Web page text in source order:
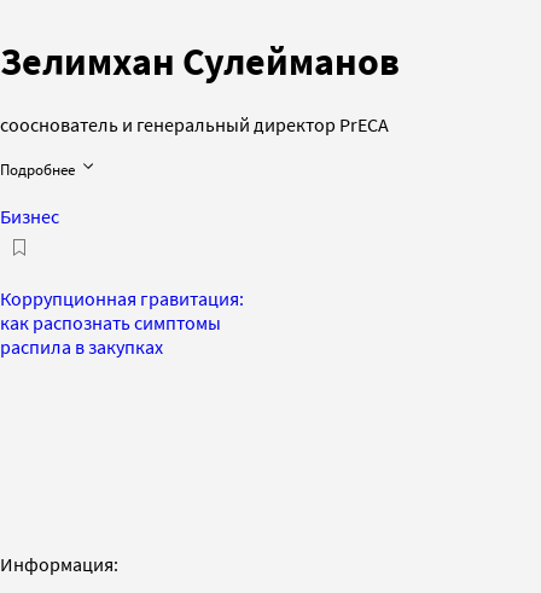
Зелимхан Сулейманов
сооснователь и генеральный директор PrECA
Подробнее
Бизнес
Коррупционная гравитация:
как распознать симптомы
распила в закупках
Информация: